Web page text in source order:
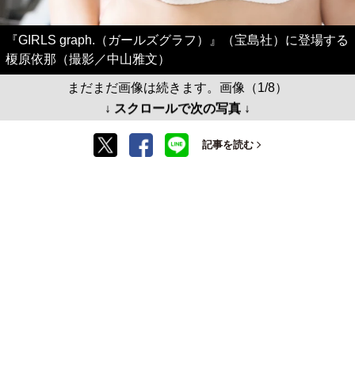
『GIRLS graph.（ガールズグラフ）』（宝島社）に登場する
榎原依那（撮影／中山雅文）
まだまだ画像は続きます。画像（1/8）
↓ スクロールで次の写真 ↓
記事を読む